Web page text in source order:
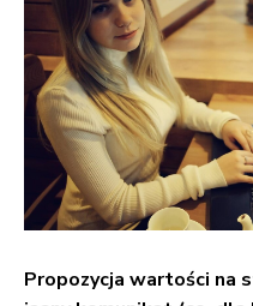
Propozycja wartości na